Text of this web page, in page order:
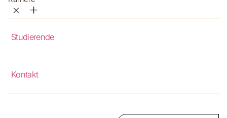
Studierende
Kontakt